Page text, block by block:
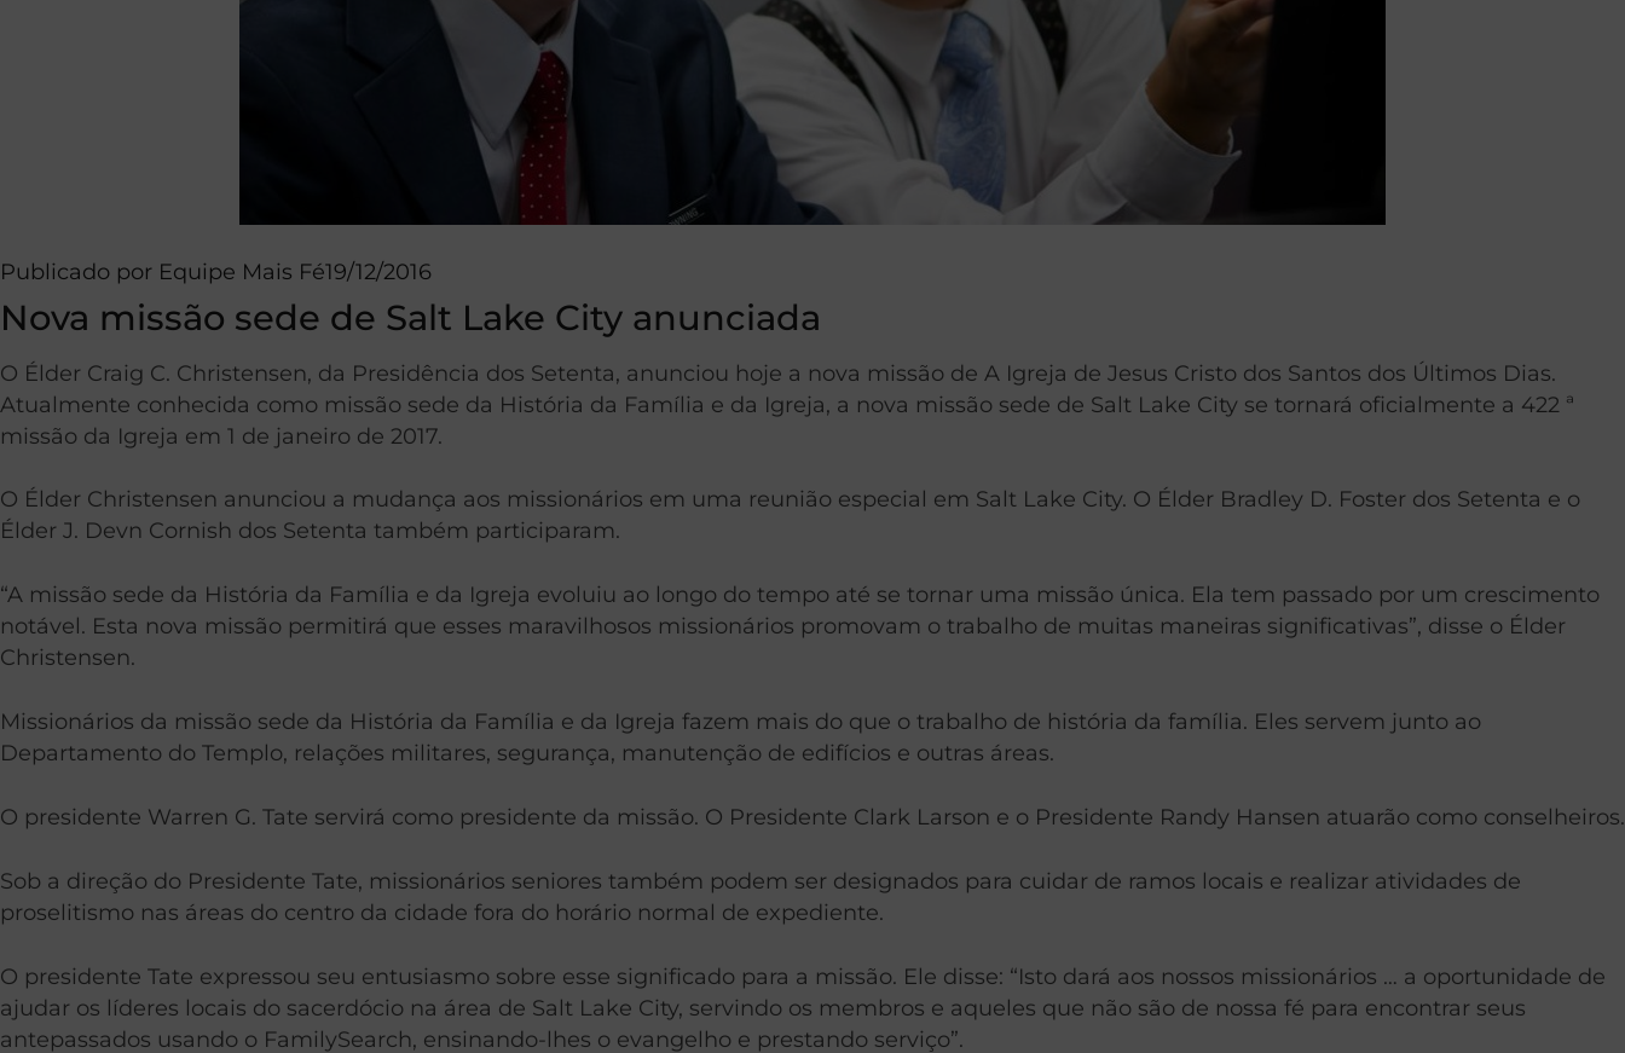
Publicado por Equipe Mais Fé19/12/2016
Nova missão sede de Salt Lake City anunciada
O Élder Craig C. Christensen, da Presidência dos Setenta, anunciou hoje a nova missão de A Igreja de Jesus Cristo dos Santos dos Últimos Dias.
Atualmente conhecida como missão sede da História da Família e da Igreja, a nova missão sede de Salt Lake City se tornará oficialmente a 422 ª
missão da Igreja em 1 de janeiro de 2017.
O Élder Christensen anunciou a mudança aos missionários em uma reunião especial em Salt Lake City. O Élder Bradley D. Foster dos Setenta e o
Élder J. Devn Cornish dos Setenta também participaram.
“A missão sede da História da Família e da Igreja evoluiu ao longo do tempo até se tornar uma missão única. Ela tem passado por um crescimento
notável. Esta nova missão permitirá que esses maravilhosos missionários promovam o trabalho de muitas maneiras significativas”, disse o Élder
Christensen.
Missionários da missão sede da História da Família e da Igreja fazem mais do que o trabalho de história da família. Eles servem junto ao
Departamento do Templo, relações militares, segurança, manutenção de edifícios e outras áreas.
O presidente Warren G. Tate servirá como presidente da missão. O Presidente Clark Larson e o Presidente Randy Hansen atuarão como conselheiros.
Sob a direção do Presidente Tate, missionários seniores também podem ser designados para cuidar de ramos locais e realizar atividades de
proselitismo nas áreas do centro da cidade fora do horário normal de expediente.
O presidente Tate expressou seu entusiasmo sobre esse significado para a missão. Ele disse: “Isto dará aos nossos missionários … a oportunidade de
ajudar os líderes locais do sacerdócio na área de Salt Lake City, servindo os membros e aqueles que não são de nossa fé para encontrar seus
antepassados usando o FamilySearch, ensinando-lhes o evangelho e prestando serviço”.